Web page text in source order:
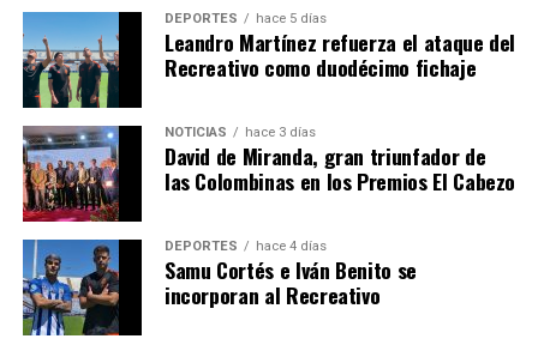
hace 6 días· Huelvatv
DEPORTES hace 5 días
Leandro Martínez refuerza el ataque del
Recreativo como duodécimo fichaje
NOTICIAS hace 3 días
David de Miranda, gran triunfador de
las Colombinas en los Premios El Cabezo
DEPORTES hace 4 días
Samu Cortés e Iván Benito se
incorporan al Recreativo